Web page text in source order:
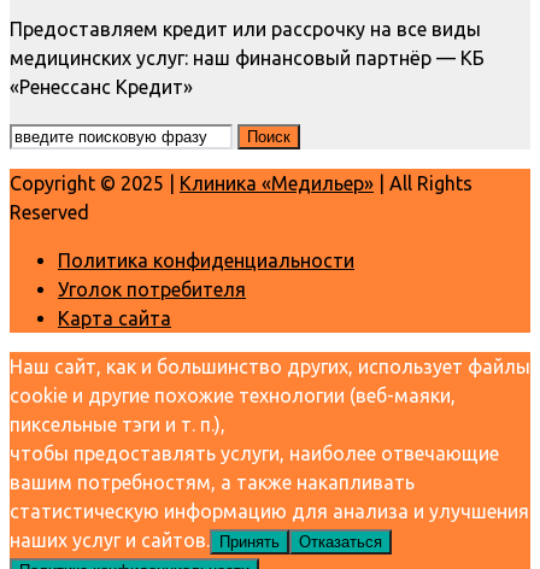
Предоставляем кредит или рассрочку на все виды
медицинских услуг: наш финансовый партнёр — КБ
«Ренессанс Кредит»
Copyright © 2025 | Клиника «Медильер» | All Rights
Reserved
Политика конфиденциальности
Уголок потребителя
Карта сайта
Наш сайт, как и большинство других, использует файлы
cookie и другие похожие технологии (веб-маяки,
пиксельные тэги и т. п.),
чтобы предоставлять услуги, наиболее отвечающие
вашим потребностям, а также накапливать
статистическую информацию для анализа и улучшения
наших услуг и сайтов.
Принять
Отказаться